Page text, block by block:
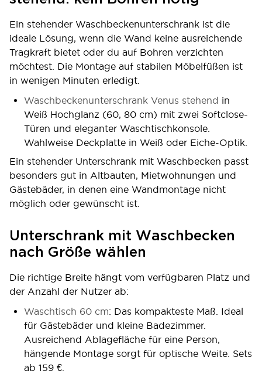
Ein stehender Waschbeckenunterschrank ist die
ideale Lösung, wenn die Wand keine ausreichende
Tragkraft bietet oder du auf Bohren verzichten
möchtest. Die Montage auf stabilen Möbelfüßen ist
in wenigen Minuten erledigt.
Waschbeckenunterschrank Venus stehend in
Weiß Hochglanz (60, 80 cm) mit zwei Softclose-
Türen und eleganter Waschtischkonsole.
Wahlweise Deckplatte in Weiß oder Eiche-Optik.
Ein stehender Unterschrank mit Waschbecken passt
besonders gut in Altbauten, Mietwohnungen und
Gästebäder, in denen eine Wandmontage nicht
möglich oder gewünscht ist.
Unterschrank mit Waschbecken
nach Größe wählen
Die richtige Breite hängt vom verfügbaren Platz und
der Anzahl der Nutzer ab:
Waschtisch 60 cm: Das kompakteste Maß. Ideal
für Gästebäder und kleine Badezimmer.
Ausreichend Ablagefläche für eine Person,
hängende Montage sorgt für optische Weite. Sets
ab 159 €.